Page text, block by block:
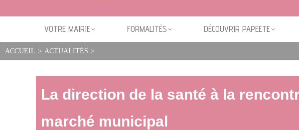
VOTRE MAIRIE FORMALITÉS DÉCOUVRIR PAPEETE
ACCUEIL > ACTUALITÉS >
La direction de la santé à la
marché municipal